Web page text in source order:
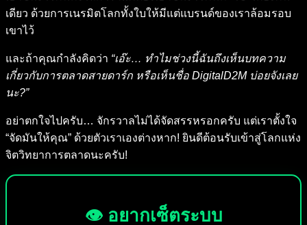
เดียว ด้วยการเนรมิตโลกทั้งใบให้มีแต่แบรนด์ของเราล้อมรอบ
เขาไว้
และถ้าคุณกำลังคิดว่า “เอ๊ะ… ทำไมช่วงนี้ฉันถึงเห็นบทความ
เกี่ยวกับการตลาดสายดาร์ก หรือเห็นชื่อ DigitalD2M บ่อยจังเลย
นะ?”
อย่าตกใจไปครับ… จักรวาลไม่ได้จัดสรรหรอกครับ แต่เราตั้งใจ
“จัดมันให้คุณ” ด้วยตัวเราเองต่างหาก! ยินดีต้อนรับเข้าสู่โลกแห่ง
จิตวิทยาการตลาดนะครับ!
👁️ อยากเซ็ตระบบ